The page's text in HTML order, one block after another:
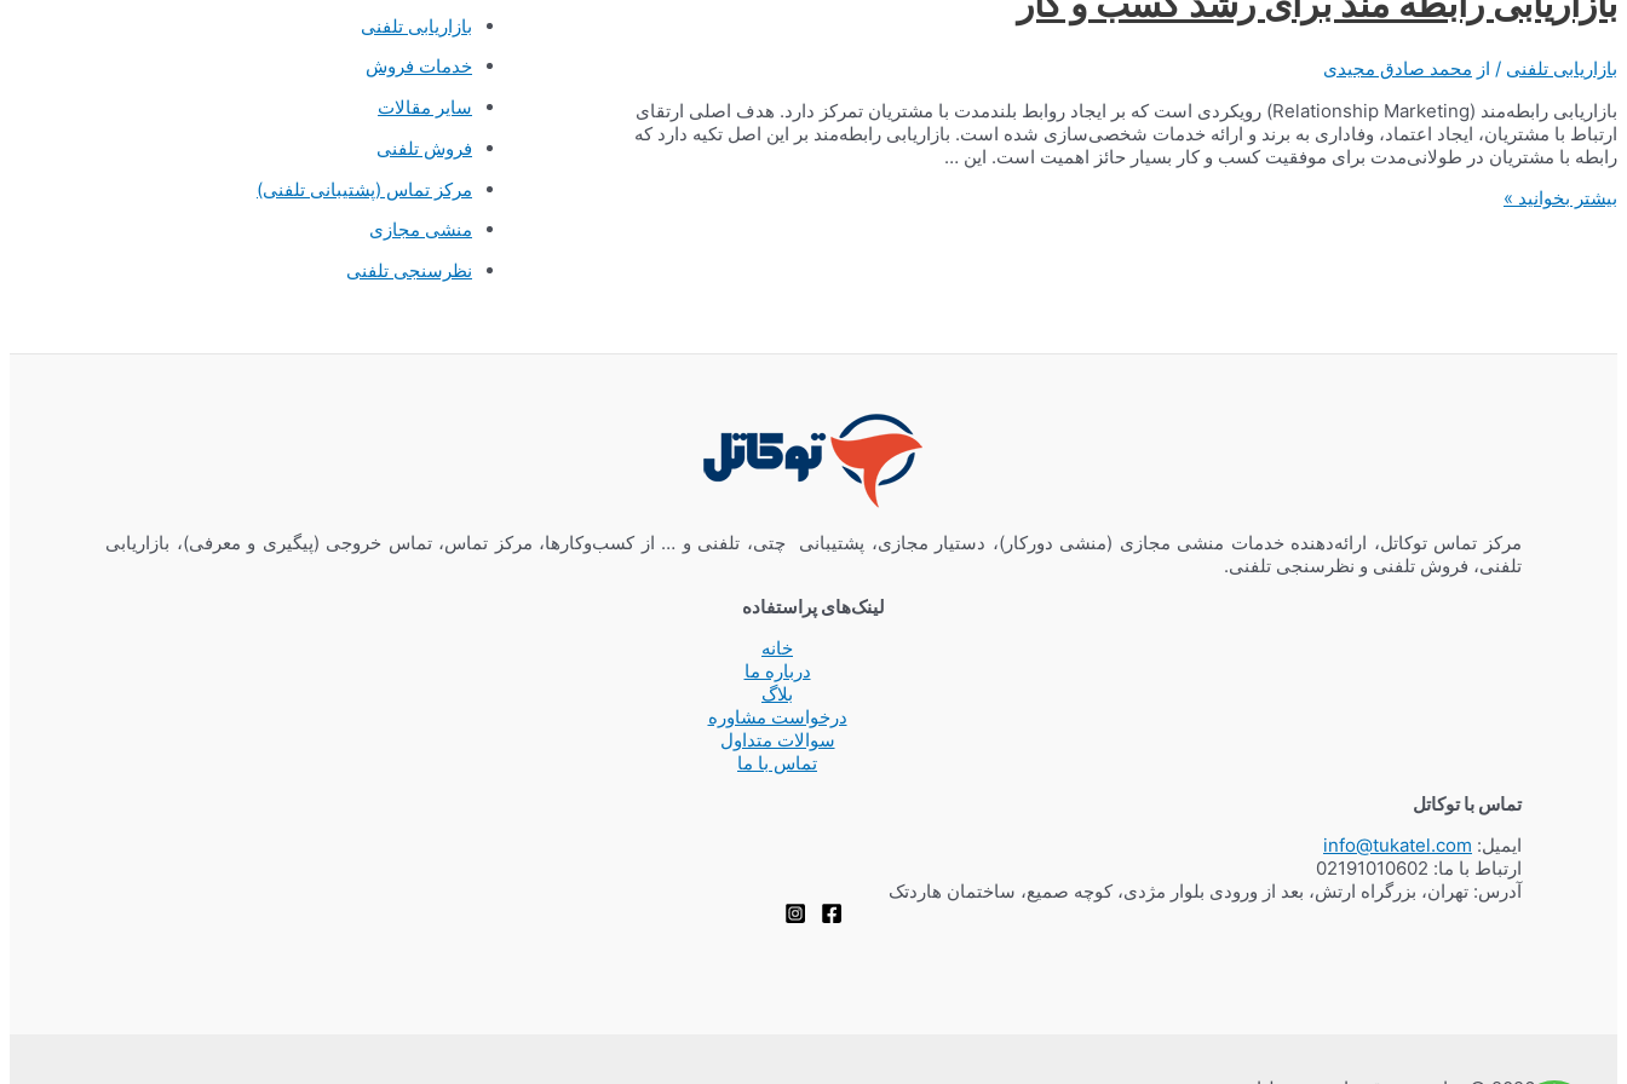
بازاریابی تلفنی / از محمد صادق مجیدی
بازاریابی رابطه‌مند (Relationship Marketing) رویکردی است که بر ایجاد روابط بلندمدت با مشتریان تمرکز دارد. هدف اصلی ارتقای
ارتباط با مشتریان، ایجاد اعتماد، وفاداری به برند و ارائه خدمات شخصی‌سازی شده است. بازاریابی رابطه‌مند بر این اصل تکیه دارد که
رابطه با مشتریان در طولانی‌مدت برای موفقیت کسب و کار بسیار حائز اهمیت است. این …
بازاریابی
کار
بیشتر بخوانید »
بازاریابی تلفنی
خدمات فروش
سایر مقالات
فروش تلفنی
مرکز تماس (پشتیبانی تلفنی)
منشی مجازی
نظرسنجی تلفنی
مرکز تماس توکاتل، ارائه‌دهنده خدمات منشی مجازی (منشی دورکار)، دستیار مجازی، پشتیبانی چتی، تلفنی و … از کسب‌وکارها، مرکز تماس، تماس خروجی (پیگیری و معرفی)، بازاریابی
تلفنی، فروش تلفنی و نظرسنجی تلفنی.
لینک‌های پراستفاده
خانه
درباره ما
بلاگ
درخواست مشاوره
سوالات متداول
تماس با ما
تماس با توکاتل
ایمیل: info@tukatel.com
ارتباط با ما: 02191010602
آدرس: تهران، بزرگراه ارتش، بعد از ورودی بلوار مژدی، کوچه صمیع، ساختمان هاردتک